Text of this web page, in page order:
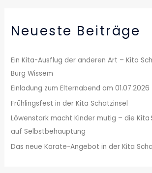
e
:
Neueste Beiträge
Ein Kita-Ausflug der anderen Art – Kita
Burg Wissem
Einladung zum Elternabend am 01.07.2026
Frühlingsfest in der Kita Schatzinsel
Löwenstark macht Kinder mutig – die Kita
auf Selbstbehauptung
Das neue Karate-Angebot in der Kita